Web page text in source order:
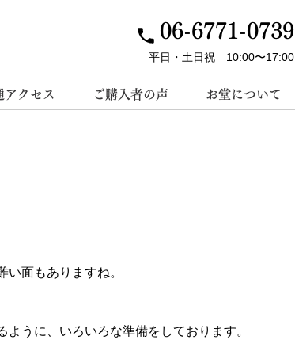
06-6771-0739
平日・土日祝 10:00〜17:00
アクセス ご購入者の声 お堂について
面もありますね。
うに、いろいろな準備をしております。